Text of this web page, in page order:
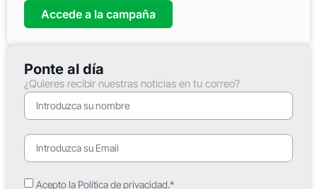
Accede a la campaña
Ponte al día
¿Quieres recibir nuestras noticias en tu correo?
Acepto la Política de privacidad.*